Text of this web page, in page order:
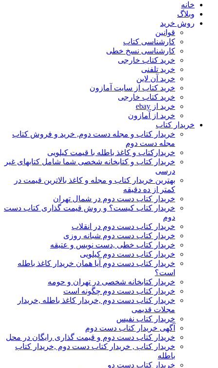
خانه
وبلاگ
روش خرید
قوانین
کارشناسی کتاب
کارشناسی نسخ خطی
خرید کتاب خارجی
خرید تلفنی
خرید آن لاین
خرید کتاب از سایت آمازون
خرید کتاب خارجی
خرید از ebay
خرید از آمازون
خریدار کتاب
خریدار کتاب و مجله دست دوم, خرید و فروش کتاب
مجله دست دوم
خریدارکتاب و کاغذ باطله با قیمت کیلویی
خریدار کتاب و کتابخانه شخصی شما شامل کتابهای غیر
درسی
بهترین خریدار کتاب و مجله و کاغذ بالاترین قیمت در
کمتر از ده دقیقه
خریدار کتاب دست دوم در شمال تهران
خریدار کتاب کیست؟ و روش قیمت گذاری کتاب دست
دوم
خریدار کتاب دست دوم در انقلاب
خریدار کتاب دست دوم شبانه روزی
خریدار کتاب خطی ,دست نویس و عتیقه
خریدار کتاب دست دوم کیلویی
خریدار کتاب دست دوم آیا همان خریدار کاغذ باطله
است؟
خریدار کتابخانه شخصی در تهران و حومه
خریدار کتاب دست دوم چگونه است
خریدار کتاب دست دوم ,خریدار کاغذ باطله ,خریدار
مجلات قدیمی
خریدار کتاب نفیس
آگهی خریدار کتاب دست دوم
خریدار کتاب دست دوم و قیمت گذاری رایگان در محل
خریدار کتاب , خریدار کتاب دست دوم ,خریدار کتاب
باطله
خریدار کتاب دست دو